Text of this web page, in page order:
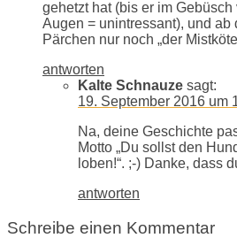
gehetzt hat (bis er im
Augen = unintressant), und ab
Pärchen nur noch „der
antworten
Kalte Schnauze sagt:
19. September 2016 um
Na, deine Geschichte
Motto „Du sollst den
loben!“. ;-) Danke, dass
antworten
Schreibe einen Kommentar